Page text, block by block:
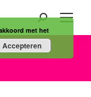
Zoeken:
met het
Accepteren